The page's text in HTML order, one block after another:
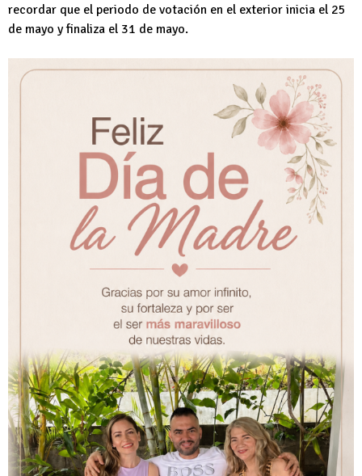
recordar que el periodo de votación en el exterior inicia el 25
de mayo y finaliza el 31 de mayo.